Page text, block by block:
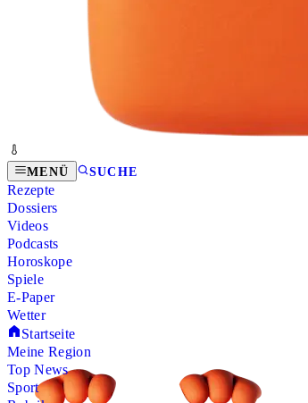
MENÜ SUCHE
Rezepte
Dossiers
Videos
Podcasts
Horoskope
Spiele
E-Paper
Wetter
Startseite
Meine Region
Top News
Sport